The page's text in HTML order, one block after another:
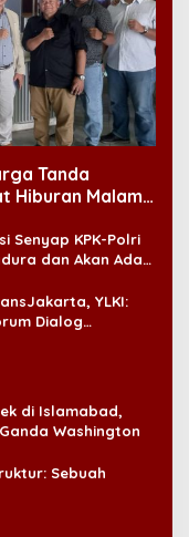
Tanda
Hiburan Malam
Senyap KPK-Polri
dan Akan Ada
YLKI:
Dialog
di Islamabad,
Washington
Sebuah